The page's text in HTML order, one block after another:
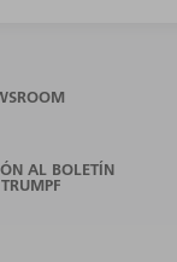
AL BOLETÍN